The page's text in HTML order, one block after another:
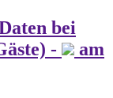
bei
-
am